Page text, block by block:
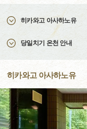
히카와고 아사하노유
당일치기 온천 안내
히카와고 아사하노유